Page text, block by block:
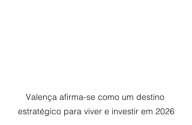
Valença afirma-se como um destino
estratégico para viver e investir em 2026